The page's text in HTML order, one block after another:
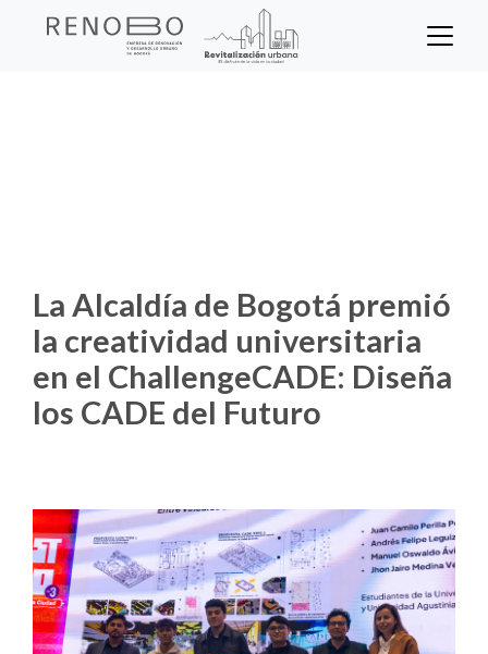
Sitio Web Empresa de
Noticias
La Alcaldía de Bogotá premió
la creatividad universitaria
en el ChallengeCADE: Diseña
los CADE del Futuro